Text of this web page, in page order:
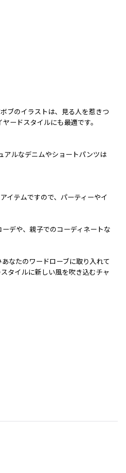
ブのイラストは、見る人を惹きつ
ードスタイルにも最適です。
アルなデニムやショートパンツは
イテムですので、パーティーやイ
デや、親子でのコーディネートな
なたのワードローブに取り入れて
タイルに新しい風を吹き込むチャ